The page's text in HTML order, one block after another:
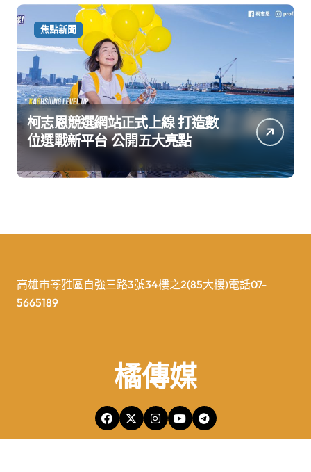
焦點新聞
柯志恩競選網站正式上線 打造數
位選戰新平台 公開五大亮點
高雄市苓雅區自強三路3號34樓之2(85大樓)電話07-
5665189
橘傳媒